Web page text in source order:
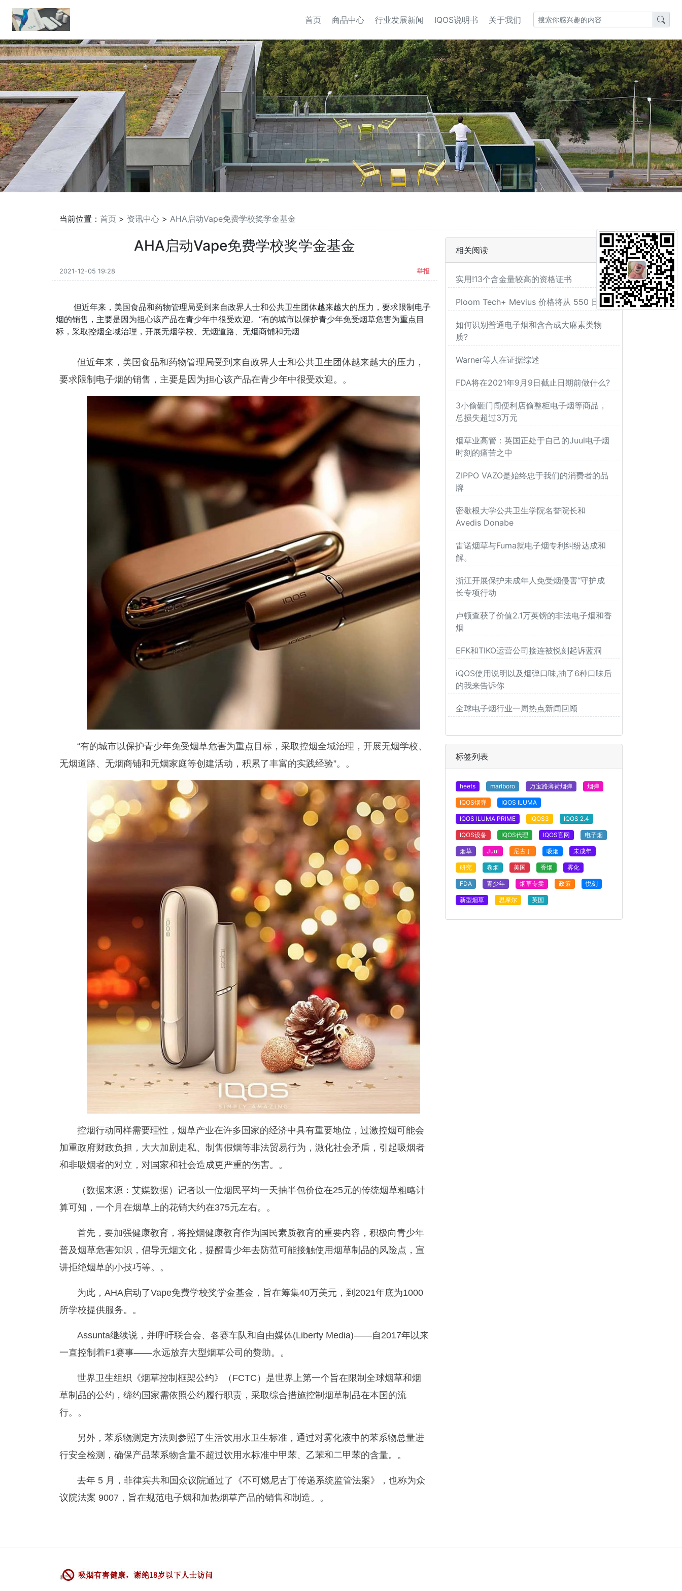
首页 商品中心 行业发展新闻 IQOS说明书 关于我们
当前位置： 首页 > 资讯中心 > AHA启动Vape免费学校奖学金基金
AHA启动Vape免费学校奖学金基金
2021-12-05 19:28 举报
但近年来，美国食品和药物管理局受到来自政界人士和公共卫生团体越来越大的压力，要求限制电子
烟的销售，主要是因为担心该产品在青少年中很受欢迎。“有的城市以保护青少年免受烟草危害为重点目
标，采取控烟全域治理，开展无烟学校、无烟道路、无烟商铺和无烟
但近年来，美国食品和药物管理局受到来自政界人士和公共卫生团体越来越大的压力，
要求限制电子烟的销售，主要是因为担心该产品在青少年中很受欢迎。。
“有的城市以保护青少年免受烟草危害为重点目标，采取控烟全域治理，开展无烟学校、
无烟道路、无烟商铺和无烟家庭等创建活动，积累了丰富的实践经验”。。
控烟行动同样需要理性，烟草产业在许多国家的经济中具有重要地位，过激控烟可能会
加重政府财政负担，大大加剧走私、制售假烟等非法贸易行为，激化社会矛盾，引起吸烟者
和非吸烟者的对立，对国家和社会造成更严重的伤害。。
（数据来源：艾媒数据）记者以一位烟民平均一天抽半包价位在25元的传统烟草粗略计
算可知，一个月在烟草上的花销大约在375元左右。。
首先，要加强健康教育，将控烟健康教育作为国民素质教育的重要内容，积极向青少年
普及烟草危害知识，倡导无烟文化，提醒青少年去防范可能接触使用烟草制品的风险点，宣
讲拒绝烟草的小技巧等。。
为此，AHA启动了Vape免费学校奖学金基金，旨在筹集40万美元，到2021年底为1000
所学校提供服务。。
Assunta继续说，并呼吁联合会、各赛车队和自由媒体(Liberty Media)——自2017年以来
一直控制着F1赛事——永远放弃大型烟草公司的赞助。。
世界卫生组织《烟草控制框架公约》（FCTC）是世界上第一个旨在限制全球烟草和烟
草制品的公约，缔约国家需依照公约履行职责，采取综合措施控制烟草制品在本国的流
行。。
另外，苯系物测定方法则参照了生活饮用水卫生标准，通过对雾化液中的苯系物总量进
行安全检测，确保产品苯系物含量不超过饮用水标准中甲苯、乙苯和二甲苯的含量。。
去年 5 月，菲律宾共和国众议院通过了《不可燃尼古丁传递系统监管法案》，也称为众
议院法案 9007，旨在规范电子烟和加热烟草产品的销售和制造。。
相关阅读
实用!13个含金量较高的资格证书
Ploom Tech+ Mevius 价格将从 550 日元
如何识别普通电子烟和含合成大麻素类物
质?
Warner等人在证据综述
FDA将在2021年9月9日截止日期前做什么?
3小偷砸门闯便利店偷整柜电子烟等商品，
总损失超过3万元
烟草业高管：英国正处于自己的Juul电子烟
时刻的痛苦之中
ZIPPO VAZO是始终忠于我们的消费者的品
牌
密歇根大学公共卫生学院名誉院长和
Avedis Donabe
雷诺烟草与Fuma就电子烟专利纠纷达成和
解。
浙江开展保护未成年人免受烟侵害“守护成
长专项行动
卢顿查获了价值2.1万英镑的非法电子烟和香
烟
EFK和TIKO运营公司接连被悦刻起诉蓝洞
iQOS使用说明以及烟弹口味,抽了6种口味后
的我来告诉你
全球电子烟行业一周热点新闻回顾
标签列表
heets marlboro 万宝路薄荷烟弹 烟弹
IQOS烟弹 IQOS ILUMA
IQOS ILUMA PRIME IQOS3 IQOS 2.4
IQOS设备 IQOS代理 IQOS官网 电子烟
烟草 Juul 尼古丁 吸烟 未成年
研究 卷烟 美国 香烟 雾化
FDA 青少年 烟草专卖 政策 悦刻
新型烟草 思摩尔 英国